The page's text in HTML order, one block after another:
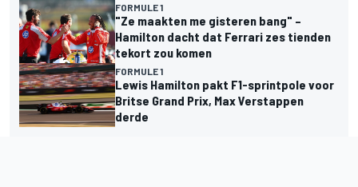
FORMULE 1
"Ze maakten me gisteren bang" –
Hamilton dacht dat Ferrari zes tienden
tekort zou komen
FORMULE 1
Lewis Hamilton pakt F1-sprintpole voor
Britse Grand Prix, Max Verstappen
derde